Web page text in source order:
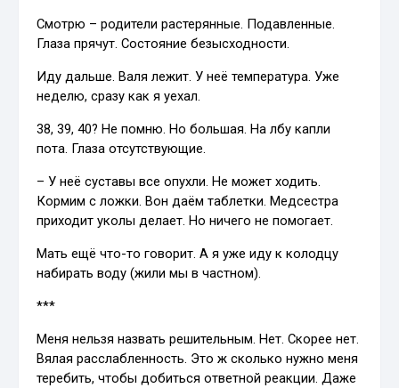
Смотрю – родители растерянные. Подавленные.
Глаза прячут. Состояние безысходности.
Иду дальше. Валя лежит. У неё температура. Уже
неделю, сразу как я уехал.
38, 39, 40? Не помню. Но большая. На лбу капли
пота. Глаза отсутствующие.
– У неё суставы все опухли. Не может ходить.
Кормим с ложки. Вон даём таблетки. Медсестра
приходит уколы делает. Но ничего не помогает.
Мать ещё что-то говорит. А я уже иду к колодцу
набирать воду (жили мы в частном).
***
Меня нельзя назвать решительным. Нет. Скорее нет.
Вялая расслабленность. Это ж сколько нужно меня
теребить, чтобы добиться ответной реакции. Даже